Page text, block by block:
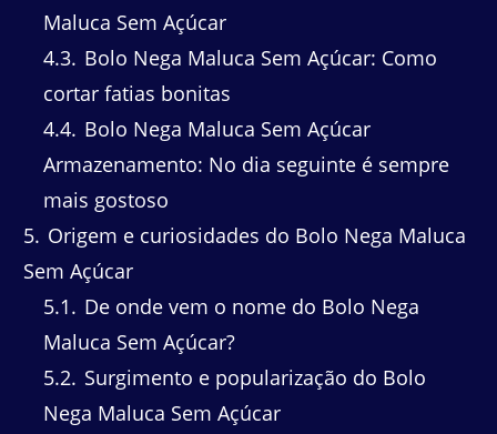
Maluca Sem Açúcar
4.3 Bolo Nega Maluca Sem Açúcar: Como
cortar fatias bonitas
4.4 Bolo Nega Maluca Sem Açúcar
Armazenamento: No dia seguinte é sempre
mais gostoso
5 Origem e curiosidades do Bolo Nega Maluca
Sem Açúcar
5.1
De onde vem o nome do Bolo Nega
Maluca Sem Açúcar?
5.2 Surgimento e popularização do Bolo
Nega Maluca Sem Açúcar